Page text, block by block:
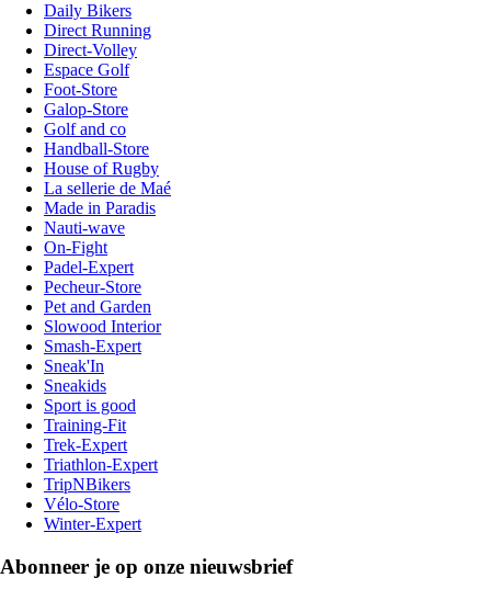
Daily Bikers
Direct Running
Direct-Volley
Espace Golf
Foot-Store
Galop-Store
Golf and co
Handball-Store
House of Rugby
La sellerie de Maé
Made in Paradis
Nauti-wave
On-Fight
Padel-Expert
Pecheur-Store
Pet and Garden
Slowood Interior
Smash-Expert
Sneak'In
Sneakids
Sport is good
Training-Fit
Trek-Expert
Triathlon-Expert
TripNBikers
Vélo-Store
Winter-Expert
Abonneer je op onze nieuwsbrief